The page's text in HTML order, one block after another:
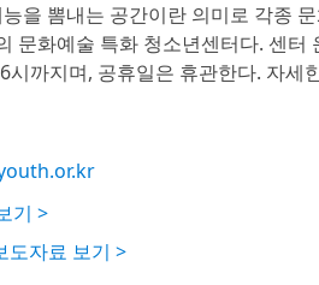
을 뽐내는 공간이란 의미로 각종
문화예술 특화 청소년센터다. 센터
시까지며, 공휴일은 휴관한다. 자세
기 >
도자료 보기 >